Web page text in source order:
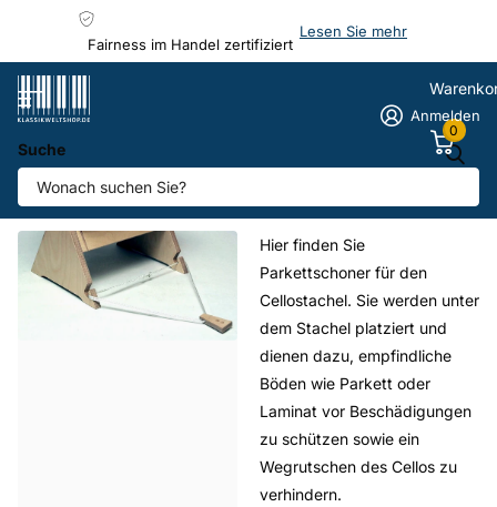
Fairness im Handel zertifiziert
Lesen Sie mehr
Suche
Anmelden
0
Homepage
Parkettschoner
Hier finden Sie
Parkettschoner für den
Cellostachel. Sie werden unter
dem Stachel platziert und
dienen dazu, empfindliche
Böden wie Parkett oder
Laminat vor Beschädigungen
zu schützen sowie ein
Wegrutschen des Cellos zu
verhindern.